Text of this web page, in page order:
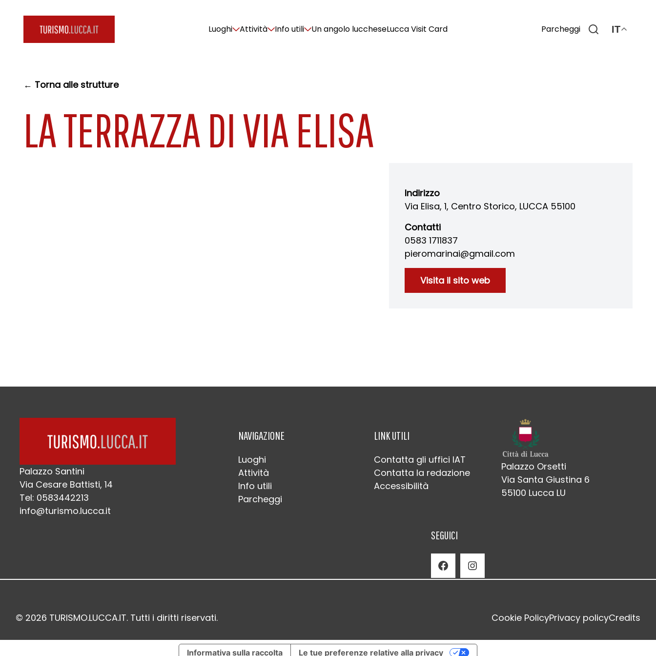
Luoghi Attività Info utili Un angolo luccheseLucca Visit Card Parcheggi IT
← Torna alle strutture
LA TERRAZZA DI VIA ELISA
Indirizzo
Via Elisa, 1, Centro Storico, LUCCA 55100
Contatti
0583 1711837
pieromarinai@gmail.com
Visita il sito web
Palazzo Santini
Via Cesare Battisti, 14
Tel: 0583442213
info@turismo.lucca.it
NAVIGAZIONE
Luoghi
Attività
Info utili
Parcheggi
LINK UTILI
Contatta gli uffici IAT
Contatta la redazione
Accessibilità
Palazzo Orsetti
Via Santa Giustina 6
55100 Lucca LU
SEGUICI
Facebook Instagram
© 2026 TURISMO.LUCCA.IT. Tutti i diritti riservati. Cookie PolicyPrivacy policyCredits
Informativa sulla raccolta Le tue preferenze relative alla privacy